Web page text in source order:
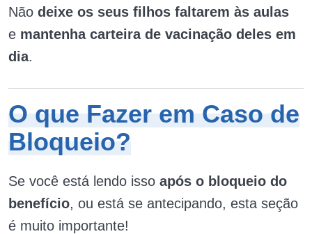
Não deixe os seus filhos faltarem às aulas
e mantenha carteira de vacinação deles em
dia.
O que Fazer em Caso de
Bloqueio?
Se você está lendo isso após o bloqueio do
benefício, ou está se antecipando, esta seção
é muito importante!